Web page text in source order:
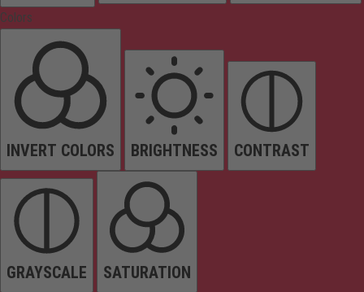
Colors
INVERT COLORS BRIGHTNESS CONTRAST
GRAYSCALE SATURATION